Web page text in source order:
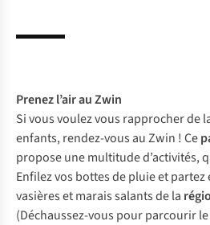
Prenez l’air auZwin
Si vous voulez vous rapprocher de
enfants, rendez-vous au Zwin ! Ce
propose une multitude d’activités,
Enfilez vos bottes de pluie et
vasières et marais salants de la
(Déchaussez-vous pour parcourir